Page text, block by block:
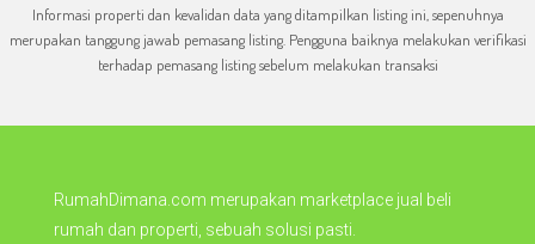
Informasi properti dan kevalidan data yang ditampilkan listing ini, sepenuhnya
merupakan tanggung jawab pemasang listing. Pengguna baiknya melakukan verifikasi
terhadap pemasang listing sebelum melakukan transaksi
RumahDimana.com merupakan marketplace jual beli
rumah dan properti, sebuah solusi pasti.